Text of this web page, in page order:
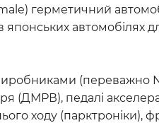
герметичний
автомобілях
(переважно
(ДМРВ), педалі
ходу (парктроніки),